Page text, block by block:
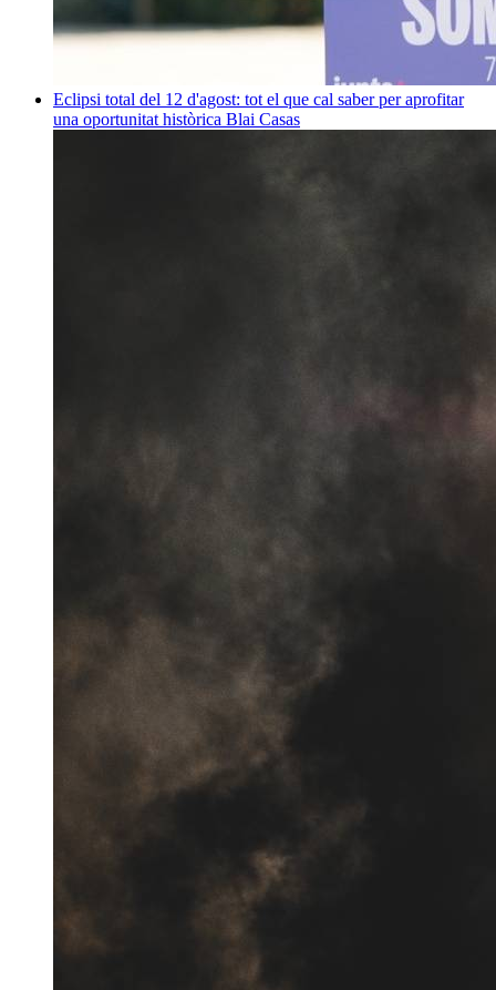
Eclipsi total del 12 d'agost: tot el que cal saber per aprofitar
una oportunitat històrica Blai Casas